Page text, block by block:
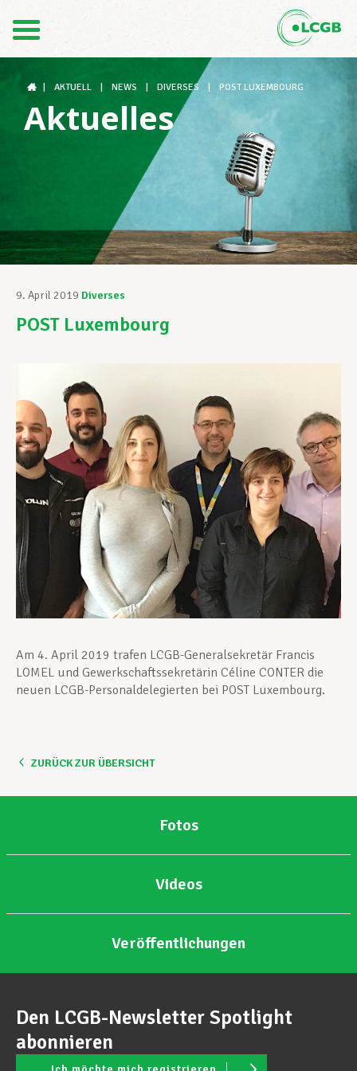
FR
Gewerkschaftsstrukturen
Unterstützung im Arbeitsalltag
Ihre Rechte
Unterstützung im Privatleben
Berufliche Weiterentwicklung
Mitglied werden
Aktuell
AKTUELL NEWS DIVERSES POST LUXEMBOURG
Aktuelles
9. April 2019 Diverses
POST Luxembourg
Am 4. April 2019 trafen LCGB-Generalsekretär Francis
LOMEL und Gewerkschaftssekretärin Céline CONTER die
neuen LCGB-Personaldelegierten bei POST Luxembourg.
ZURÜCK ZUR ÜBERSICHT
Fotos
Videos
Veröffentlichungen
Den LCGB-Newsletter Spotlight
abonnieren